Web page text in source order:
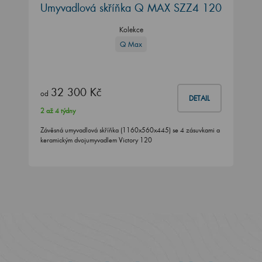
Umyvadlová skříňka Q MAX SZZ4 120
Kolekce
Q Max
od 32 300 Kč DETAIL
2 až 4 týdny
Závěsná umyvadlová skříňka (1160x560x445) se 4 zásuvkami a
keramickým dvojumyvadlem Victory 120